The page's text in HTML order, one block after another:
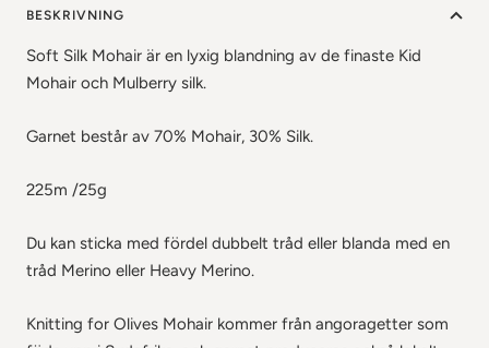
BESKRIVNING
Soft Silk Mohair är en lyxig blandning av de finaste Kid
Mohair och Mulberry silk.
Garnet består av 70% Mohair, 30% Silk.
225m /25g
Du kan sticka med fördel dubbelt tråd eller blanda med en
tråd Merino eller Heavy Merino.
Knitting for Olives Mohair kommer från angoragetter som